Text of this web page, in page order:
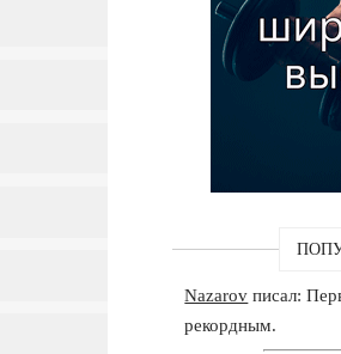
Nazarov писал:
рекордным.